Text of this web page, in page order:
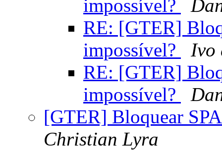
impossível?
RE: [GTER]
impossível?
Ivo
RE: [GTER]
impossível?
[GTER] Bloquear
Christian Lyra